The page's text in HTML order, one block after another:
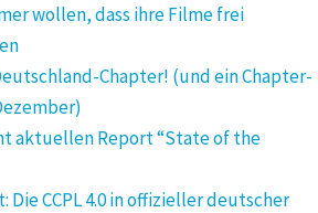
wollen, dass ihre Filme frei
Chapter! (und ein Chapter-
aktuellen Report “State of the
Die CCPL 4.0 in offizieller deutscher